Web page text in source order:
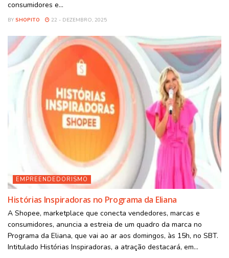
consumidores e...
BY SHOPITO 22 - DEZEMBRO, 2025
EMPREENDEDORISMO
Histórias Inspiradoras no Programa da Eliana
A Shopee, marketplace que conecta vendedores, marcas e
consumidores, anuncia a estreia de um quadro da marca no
Programa da Eliana, que vai ao ar aos domingos, às 15h, no SBT.
Intitulado Histórias Inspiradoras, a atração destacará, em...